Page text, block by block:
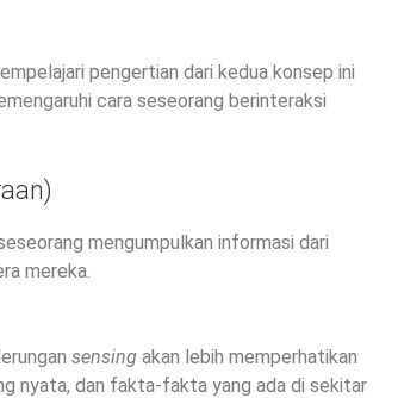
pengertian dari kedua konsep ini
cara seseorang berinteraksi
mengumpulkan informasi dari
mereka.
sensing akan lebih memperhatikan
nyata, dan fakta-fakta yang ada di sekitar